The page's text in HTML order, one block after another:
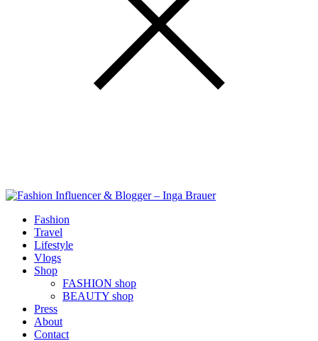
Fashion
Travel
Lifestyle
Vlogs
Shop
FASHION shop
BEAUTY shop
Press
About
Contact